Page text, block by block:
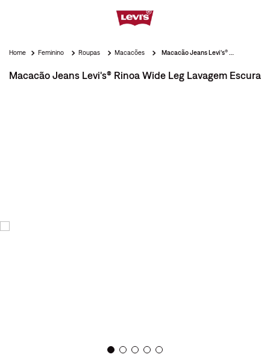
Feminino Roupas Macacões
Macacão Jeans Levi's® Rinoa Wide Leg Lavagem Escura